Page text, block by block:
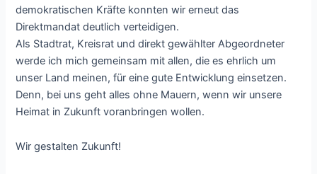
demokratischen Kräfte konnten wir erneut das
Direktmandat deutlich verteidigen.
Als Stadtrat, Kreisrat und direkt gewählter Abgeordneter
werde ich mich gemeinsam mit allen, die es ehrlich um
unser Land meinen, für eine gute Entwicklung einsetzen.
Denn, bei uns geht alles ohne Mauern, wenn wir unsere
Heimat in Zukunft voranbringen wollen.
Wir gestalten Zukunft!